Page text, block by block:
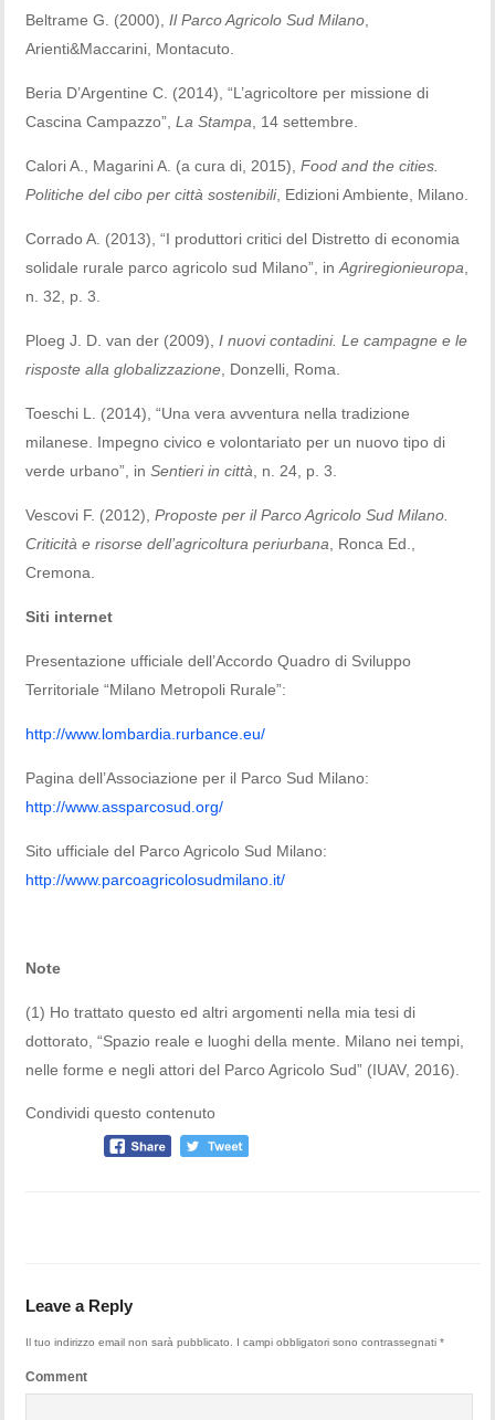
Beltrame G. (2000),Il Parco Agricolo Sud Milano
Arienti&Maccarini, Montacuto.
Beria D’Argentine C. (2014), “L’agricoltore per missione di
Cascina Campazzo”,La Stampa , 14 settembre.
Calori A., Magarini A. (a cura di, 2015),Food and the cities.
Politiche del cibo per città sostenibili, Edizioni Ambiente, Milano.
Corrado A. (2013), “I produttori critici del Distretto di economia
solidale rurale parco agricolo sud Milano”, inAgriregionieuropa
n. 32, p. 3.
Ploeg J. D. van der (2009),I nuovi contadini. Le campagne e le
risposte alla globalizzazione , Donzelli, Roma.
Toeschi L. (2014), “Una vera avventura nella tradizione
milanese. Impegno civico e volontariato per un nuovo tipo di
verde urbano”, inSentieri in città , n. 24, p. 3.
Vescovi F. (2012),Proposte per il Parco Agricolo Sud Milano.
Criticità e risorse dell’agricoltura periurbana , Ronca Ed.,
Cremona.
Siti internet
Presentazione ufficiale dell’Accordo Quadro di Sviluppo
Territoriale “Milano Metropoli Rurale”:
http://www.lombardia.rurbance.eu/
Pagina dell’Associazione per il Parco Sud Milano:
http://www.assparcosud.org/
Sito ufficiale del Parco Agricolo Sud Milano:
http://www.parcoagricolosudmilano.it/
Note
(1) Ho trattato questo ed altri argomenti nella mia tesi di
dottorato, “Spazio reale e luoghi della mente. Milano nei tempi,
nelle forme e negli attori del Parco Agricolo Sud” (IUAV, 2016).
Condividi questo contenuto
Leave a Reply
Il tuo indirizzo email non sarà pubblicato. I campi obbligatori sono contrassegnati*
Comment